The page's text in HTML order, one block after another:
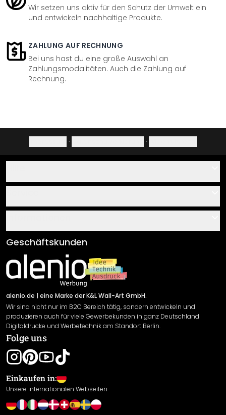
Wir setzen uns aktiv für den Schutz der Umwelt ein
und entwickeln nachhaltige Produkte.
ZAHLUNG AUF RECHNUNG
Bei uns hast du eine große Auswahl an
Zahlungsmodalitäten. Auch die Zahlung auf
Rechnung.
· ·
Über uns
Klebe- und Montageanleitungen
Newsletter An-/Abmeldung
Sendungsverfolgung
AGB
Impressum
Versand & Zahlung
Rücksendung
Widerrufsrecht
Datenschutzerklärung
Gewährleistung
Leistungserklärung / CE-Zeichen
Cookie Einstellungen
Geschäftskunden
alenio.de | eine Marke der K&L Wall-Art GmbH.
Wir sind nicht nur im B2C Bereich tätig, sondern entwickeln und
produzieren auch für viele Gewerbekunden in ganz Deutschland
Digitaldrucke und Werbetechnik am Standort Berlin.
Folge uns
Einkaufen in:
Unsere internationalen Webseiten